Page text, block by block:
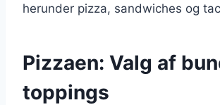
herunder pizza, sandwiches og
Pizzaen: Valg af
toppings